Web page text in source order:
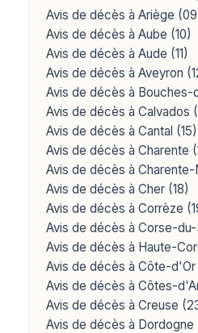
Avis de décès à Ariège
Avis de décès à Aube (10)
Avis de décès à Aude (11)
Avis de décès à Aveyron
Avis de décès à Bouches-
Avis de décès à Calvados
Avis de décès à Cantal (15)
Avis de décès à Charente
Avis de décès à Charente-
Avis de décès à Cher (18)
Avis de décès à Corrèze
Avis de décès à Corse-
Avis de décès à Haute-
Avis de décès à Côte-d'Or
Avis de décès à Côtes-
Avis de décès à Creuse
Avis de décès à Dordogne